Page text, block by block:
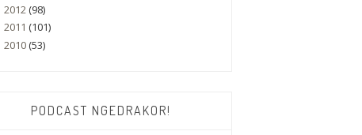
2012(98)
2011 (101)
2010(53)
PODCAST NGEDRAKOR!